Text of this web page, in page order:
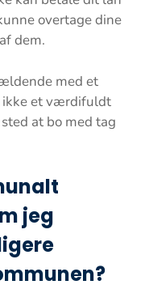
overtage dine
dem.
med et
ikke et værdifuldt
at bo med tag
jeg